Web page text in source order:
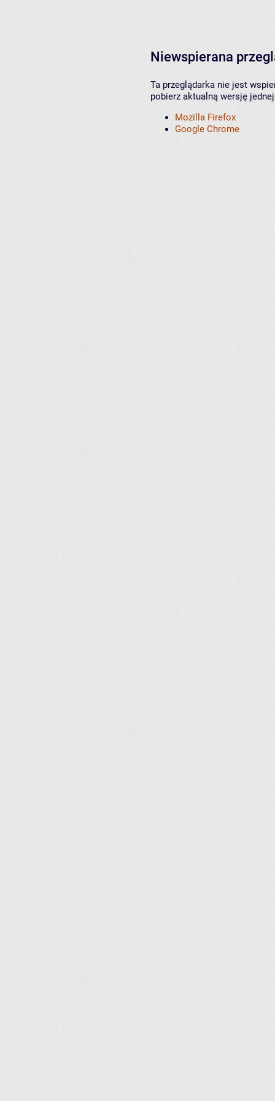
Niewspierana
Ta przeglądarka nie jest
pobierz aktualną wersję
Mozilla Firefox
Google Chrome